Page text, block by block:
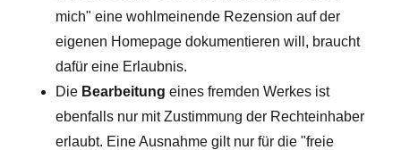
mich" eine wohlmeinende Rezension auf der
eigenen Homepage dokumentieren will, braucht
dafür eine Erlaubnis.
Die Bearbeitung eines fremden Werkes ist
ebenfalls nur mit Zustimmung der Rechteinhaber
erlaubt. Eine Ausnahme gilt nur für die "freie